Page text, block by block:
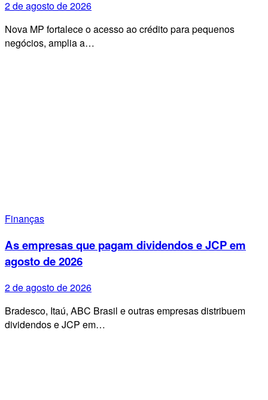
2 de agosto de 2026
Nova MP fortalece o acesso ao crédito para pequenos
negócios, amplia a…
Finanças
As empresas que pagam dividendos e JCP em
agosto de 2026
2 de agosto de 2026
Bradesco, Itaú, ABC Brasil e outras empresas distribuem
dividendos e JCP em…